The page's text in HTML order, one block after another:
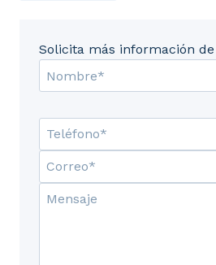
Solicita más información